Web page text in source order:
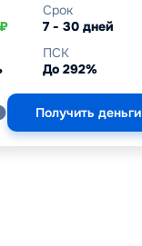
Срок
7 - 30 дней
ПСК
До 292%
Получить деньги